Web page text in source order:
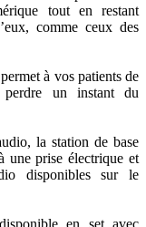
tout en restant
comme ceux des
à vos patients de
un instant du
la station de base
une prise électrique et
disponibles sur le
en set avec